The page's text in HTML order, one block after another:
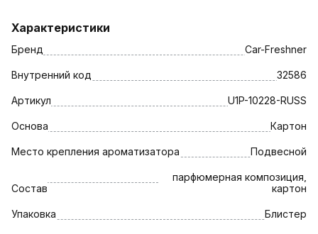
Характеристики
Бренд Car-Freshner
Внутренний код 32586
Артикул U1P-10228-RUSS
Основа Картон
Место крепления ароматизатора Подвесной
Состав
парфюмерная композиция,
картон
Упаковка Блистер